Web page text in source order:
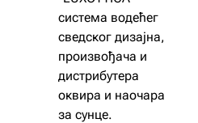
система водећег
сведског дизајна,
произвођача и
дистрибутера
оквира и наочара
за сунце.